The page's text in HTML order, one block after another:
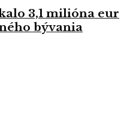
3,1 milióna eur
bývania